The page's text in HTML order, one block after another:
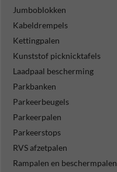
Jumboblokken
Kabeldrempels
Kettingpalen
Kunststof picknicktafels
Laadpaal bescherming
Parkbanken
Parkeerbeugels
Parkeerpalen
Parkeerstops
RVS afzetpalen
Rampalen en beschermpalen